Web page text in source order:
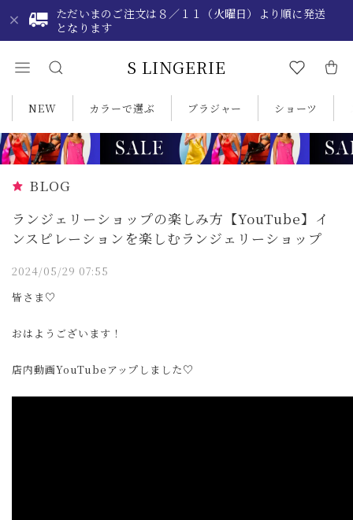
ただいまのご注文は８／１１（火曜日）より順に発送
となります
S LINGERIE
NEW カラーで選ぶ ブラジャー ショーツ
BLOG
ランジェリーショップの楽しみ方【YouTube】イ
ンスピレーションを楽しむランジェリーショップ
2024/05/29 07:55
皆さま♡
おはようございます！
店内動画YouTubeアップしました♡